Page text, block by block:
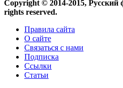
Copyright © 2014-2015, Русский
rights reserved.
Правила сайта
О сайте
Связаться с нами
Подписка
Ссылки
Статьи